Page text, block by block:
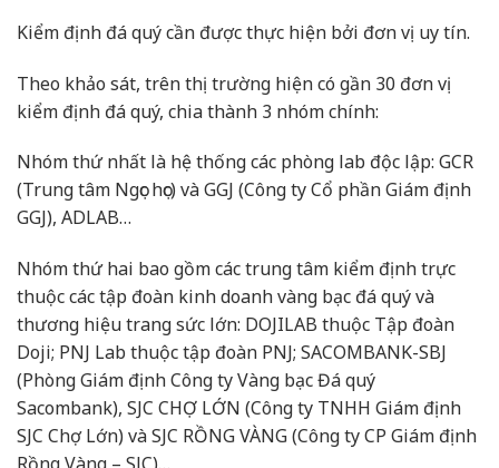
Kiểm định đá quý cần được thực hiện bởi đơn vị uy tín.
Theo khảo sát, trên thị trường hiện có gần 30 đơn vị
kiểm định đá quý, chia thành 3 nhóm chính:
Nhóm thứ nhất là hệ thống các phòng lab độc lập: GCR
(Trung tâm Ngọc học) và GGJ (Công ty Cổ phần Giám định
GGJ), ADLAB…
Nhóm thứ hai bao gồm các trung tâm kiểm định trực
thuộc các tập đoàn kinh doanh vàng bạc đá quý và
thương hiệu trang sức lớn: DOJILAB thuộc Tập đoàn
Doji; PNJ Lab thuộc tập đoàn PNJ; SACOMBANK-SBJ
(Phòng Giám định Công ty Vàng bạc Đá quý
Sacombank), SJC CHỢ LỚN (Công ty TNHH Giám định
SJC Chợ Lớn) và SJC RỒNG VÀNG (Công ty CP Giám định